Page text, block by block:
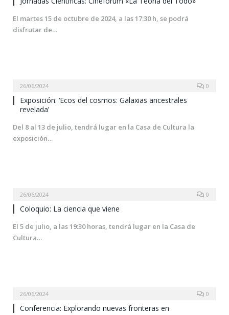
El martes 15 de octubre de 2024, a las 17:30 h, se podrá
disfrutar de…
26/06/2024 0
Exposición: ‘Ecos del cosmos: Galaxias ancestrales
revelada’
Del 8 al 13 de julio, tendrá lugar en la Casa de Cultura la
exposición…
26/06/2024 0
Coloquio: La ciencia que viene
El 5 de julio, a las 19:30 horas, tendrá lugar en la Casa de
Cultura…
26/06/2024 0
Conferencia: Explorando nuevas fronteras en